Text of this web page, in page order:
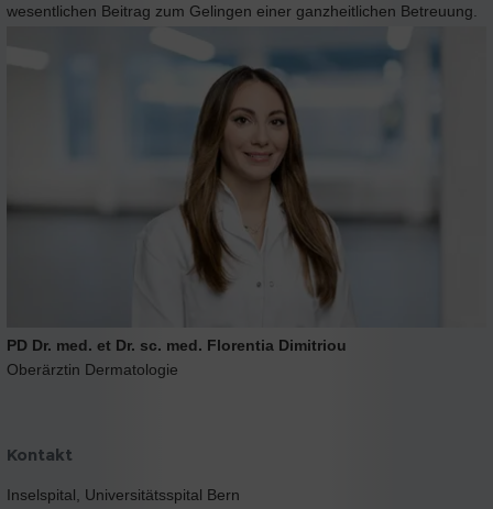
wesentlichen Beitrag zum Gelingen einer ganzheitlichen Betreuung.
PD Dr. med. et Dr. sc. med. Florentia Dimitriou
Oberärztin Dermatologie
Kontakt
Inselspital, Universitätsspital Bern